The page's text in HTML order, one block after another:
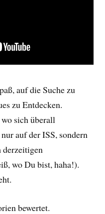
auf die Suche zu
zu Entdecken.
sich überall
auf der ISS, sondern
derzeitigen
wo Du bist, haha!).
bewertet.